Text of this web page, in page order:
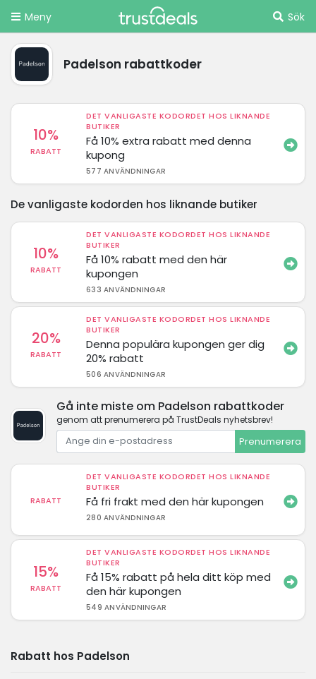
Meny Sök
Padelson rabattkoder
10%
RABATT
DET VANLIGASTE KODORDET HOS LIKNANDE
BUTIKER
Få 10% extra rabatt med denna
kupong
577 ANVÄNDNINGAR
De vanligaste kodorden hos liknande butiker
10%
RABATT
DET VANLIGASTE KODORDET HOS LIKNANDE
BUTIKER
Få 10% rabatt med den här
kupongen
633 ANVÄNDNINGAR
20%
RABATT
DET VANLIGASTE KODORDET HOS LIKNANDE
BUTIKER
Denna populära kupongen ger dig
20% rabatt
506 ANVÄNDNINGAR
Gå inte miste om Padelson rabattkoder
genom att prenumerera på TrustDeals nyhetsbrev!
Prenumerera
RABATT
DET VANLIGASTE KODORDET HOS LIKNANDE
BUTIKER
Få fri frakt med den här kupongen
280 ANVÄNDNINGAR
15%
RABATT
DET VANLIGASTE KODORDET HOS LIKNANDE
BUTIKER
Få 15% rabatt på hela ditt köp med
den här kupongen
549 ANVÄNDNINGAR
Rabatt hos Padelson